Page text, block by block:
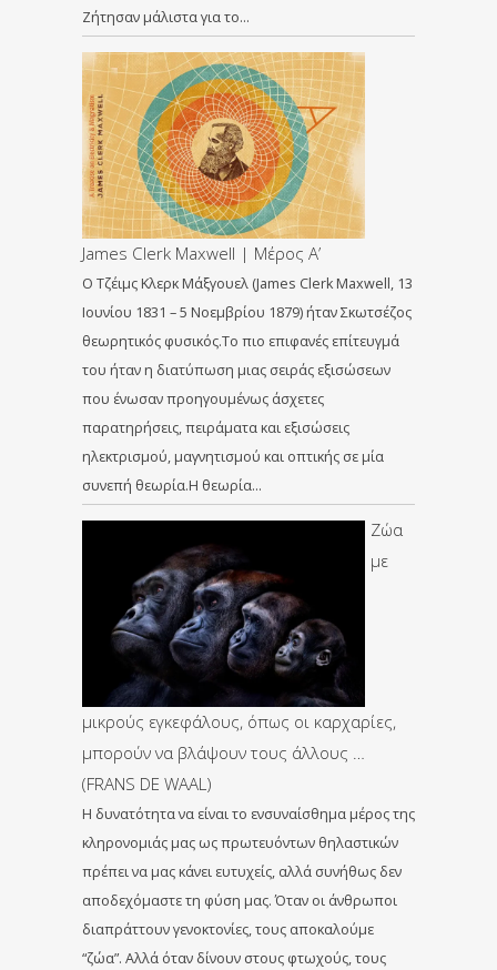
Ζήτησαν µάλιστα για το…
James Clerk Maxwell | Μέρος Α’
Ο Τζέιμς Κλερκ Μάξγουελ (James Clerk Maxwell, 13
Ιουνίου 1831 – 5 Νοεμβρίου 1879) ήταν Σκωτσέζος
θεωρητικός φυσικός.Το πιο επιφανές επίτευγμά
του ήταν η διατύπωση μιας σειράς εξισώσεων
που ένωσαν προηγουμένως άσχετες
παρατηρήσεις, πειράματα και εξισώσεις
ηλεκτρισμού, μαγνητισμού και οπτικής σε μία
συνεπή θεωρία.Η θεωρία…
Ζώα
με
μικρούς εγκεφάλους, όπως οι καρχαρίες,
μπορούν να βλάψουν τους άλλους …
(FRANS DE WAAL)
Η δυνατότητα να είναι το ενσυναίσθημα μέρος της
κληρονομιάς μας ως πρωτευόντων θηλαστικών
πρέπει να μας κάνει ευτυχείς, αλλά συνήθως δεν
αποδεχόμαστε τη φύση μας. Όταν οι άνθρωποι
διαπράττουν γενοκτονίες, τους αποκαλούμε
“ζώα”. Αλλά όταν δίνουν στους φτωχούς, τους